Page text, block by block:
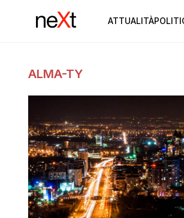
ATTUALITÀ
ALMA-TY